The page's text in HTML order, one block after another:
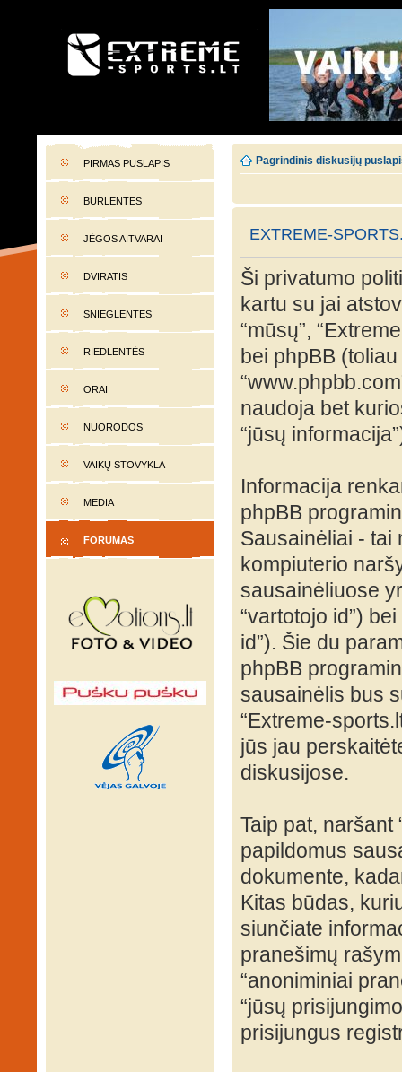
EXTREME-SPORTS.LT
PIRMAS PUSLAPIS
BURLENTĖS
JĖGOS AITVARAI
DVIRATIS
SNIEGLENTĖS
RIEDLENTĖS
ORAI
NUORODOS
VAIKŲ STOVYKLA
MEDIA
FORUMAS
Pagrindinis diskusijų
EXTREME-
Ši privatumo
kartu su jai
“mūsų”,
bei phpBB (toliau
naudoja bet
“jūsų
Informacija
phpBB
Sausainėliai - tai
kompiuterio
sausainėliuose
“vartotojo id”)
id”). Šie du
phpBB
sausainėlis bus
“Extreme-
jūs jau
diskusijose.
Taip pat, naršant
papildomus
dokumente,
Kitas būdas,
siunčiate
pranešimų
“anoniminiai
“jūsų
prisijungus